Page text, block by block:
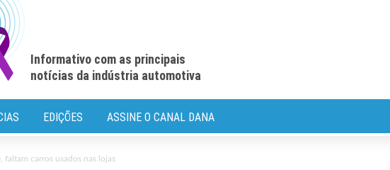
Informativo com as principais
notícias da indústria automotiva
EDIÇÕES ASSINE O CANAL DANA
faltam carros usados nas lojas